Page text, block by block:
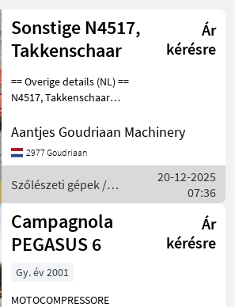
Sonstige N4517,
Takkenschaar
Ár
kérésre
== Overige details (NL) ==
N4517, Takkenschaar
takkenschaar, voor
aanbouw aan arm. 1300mm
breed Benodigde olie 25
Aantjes Goudriaan Machinery
2977 Goudriaan
Szőlészeti gépek /
Sonstige
20-12-2025
07:36
Campagnola
PEGASUS 6
Ár
kérésre
Gy. év 2001
MOTOCOMPRESSORE